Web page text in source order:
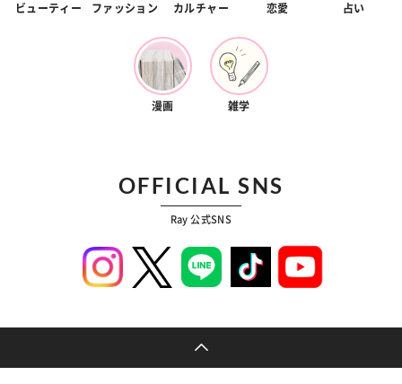
ビューティー ファッション カルチャー 恋愛 占い
漫画 雑学
OFFICIAL SNS
Ray 公式SNS